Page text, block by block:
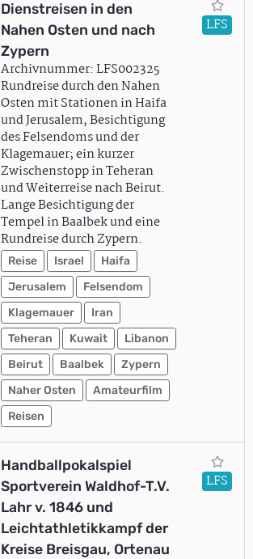
Dienstreisen in den
Nahen Osten und nach
Zypern
Archivnummer: LFS002325
Rundreise durch den Nahen
Osten mit Stationen in Haifa
und Jerusalem, Besichtigung
des Felsendoms und der
Klagemauer; ein kurzer
Zwischenstopp in Teheran
und Weiterreise nach Beirut.
Lange Besichtigung der
Tempel in Baalbek und eine
Rundreise durch Zypern.
Reise Israel
Haifa
Jerusalem
Felsendom
Klagemauer
Iran
Teheran
Kuwait
Libanon
Beirut
Baalbek
Zypern
Naher Osten
Amateurfilm
Reisen
LFS
Handballpokalspiel
Sportverein Waldhof-T.V.
Lahr v. 1846 und
Leichtathletikkampf der
Kreise Breisgau, Ortenau
LFS